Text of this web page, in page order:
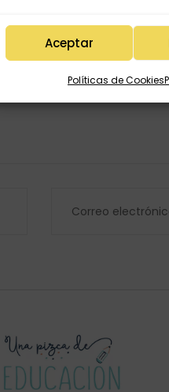
Aceptar
Políticas de Cookies